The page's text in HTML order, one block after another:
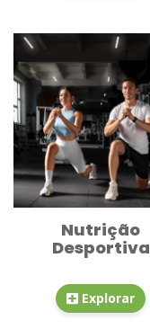
Nutrição
Desportiva
Explorar